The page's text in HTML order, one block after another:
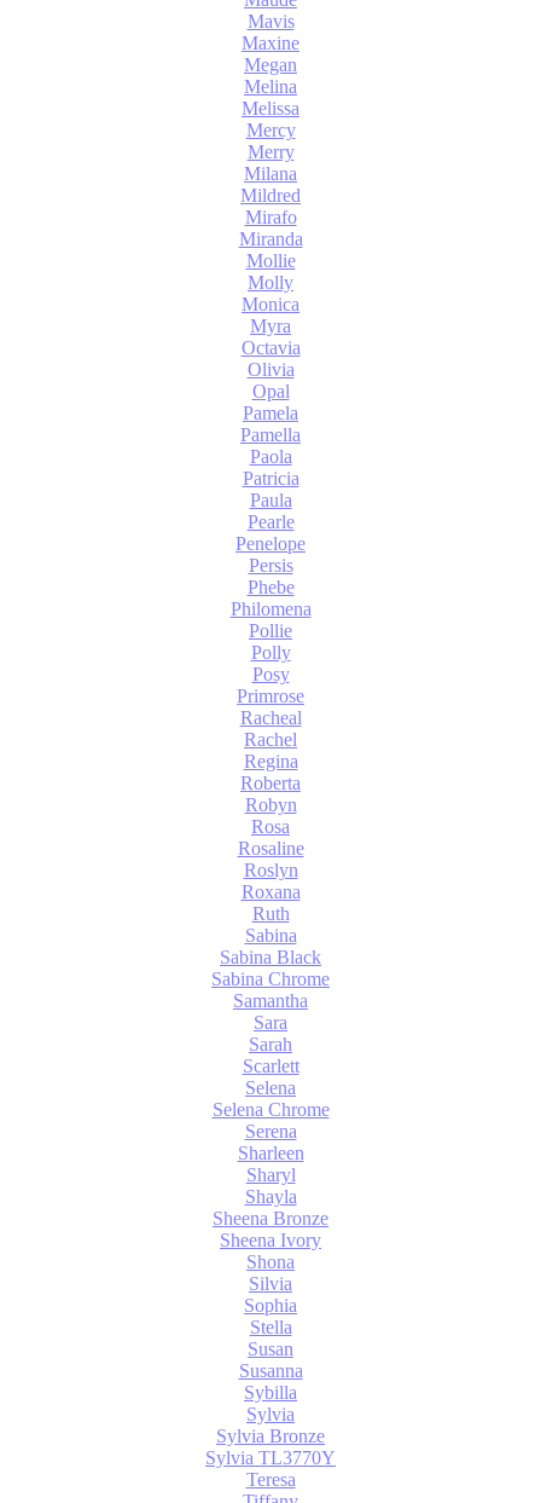
Mavis
Maxine
Megan
Melina
Melissa
Mercy
Merry
Milana
Mildred
Mirafo
Miranda
Mollie
Molly
Monica
Myra
Octavia
Olivia
Opal
Pamela
Pamella
Paola
Patricia
Paula
Pearle
Penelope
Persis
Phebe
Philomena
Pollie
Polly
Posy
Primrose
Racheal
Rachel
Regina
Roberta
Robyn
Rosa
Rosaline
Roslyn
Roxana
Ruth
Sabina
Sabina Black
Sabina Chrome
Samantha
Sara
Sarah
Scarlett
Selena
Selena Chrome
Serena
Sharleen
Sharyl
Shayla
Sheena Bronze
Sheena Ivory
Shona
Silvia
Sophia
Stella
Susan
Susanna
Sybilla
Sylvia
Sylvia Bronze
Sylvia TL3770Y
Teresa